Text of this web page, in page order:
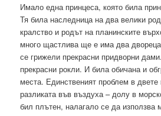
Имало една принцеса, която била
Тя била наследница на два велики
кралство и родът на планинските
много щастлива ще е има два
се грижели прекрасни придворни
прекрасни рокли. И била обичана и
места. Единственият проблем в двете
разликата във въздуха – долу в
бил плътен, налагало се да използва